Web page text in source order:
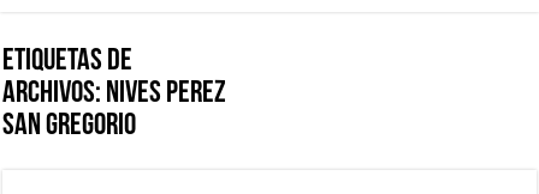
Etiquetas de
Archivos: nives perez
san gregorio